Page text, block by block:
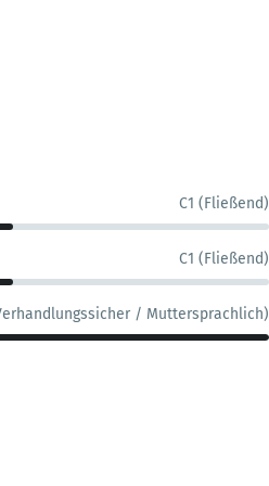
C1 (Fließend)
C1 (Fließend)
/ Muttersprachlich)